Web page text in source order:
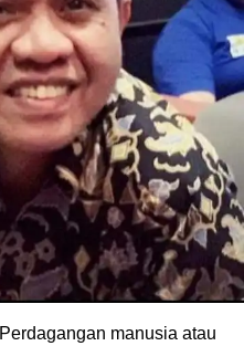
Perdagangan manusia atau